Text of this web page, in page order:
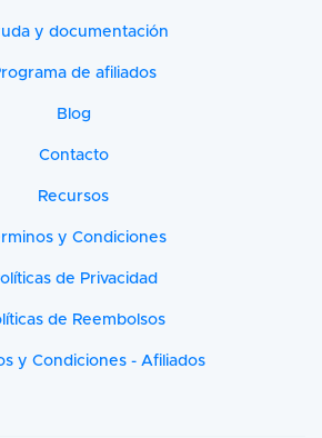
y documentación
de afiliados
Blog
Contacto
Recursos
y Condiciones
de Privacidad
de Reembolsos
y Condiciones - Afiliados